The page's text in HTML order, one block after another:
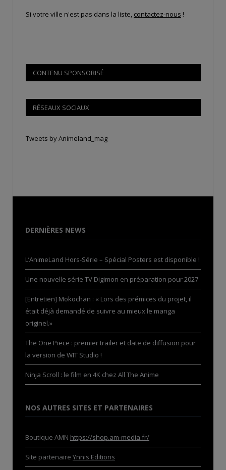
Si votre ville n'est pas dans la liste, contactez-nous !
CONTENU SPONSORISÉ
RÉSEAUX SOCIAUX
Tweets by Animeland_mag
DERNIÈRES NEWS
L’AnimeLand Hors-Série – Spécial Posters est disponible !
Une nouvelle série TV Digimon en préparation pour 2027
[Entretien] Mokochan : « Lors des prémices du projet, il
était déjà demandé de suivre au mieux le manga
originel.»
The One Piece : premier trailer et date de diffusion pour
la version de WIT Studio !
Ninja Scroll : le film en 4K chez All The Anime
NOS AUTRES SITES ET PARTENAIRES
Boutique AMN https://shop.am-media.fr/
Site partenaire Ynnis Editions